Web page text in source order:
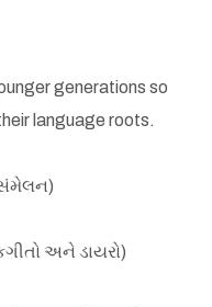
generations so
language roots.
ગીતો અને ડાયરો)